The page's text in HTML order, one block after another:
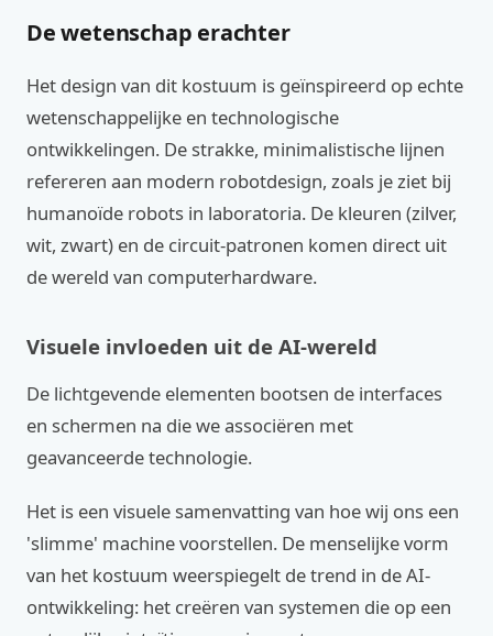
De wetenschap erachter
Het design van dit kostuum is geïnspireerd op echte
wetenschappelijke en technologische
ontwikkelingen. De strakke, minimalistische lijnen
refereren aan modern robotdesign, zoals je ziet bij
humanoïde robots in laboratoria. De kleuren (zilver,
wit, zwart) en de circuit-patronen komen direct uit
de wereld van computerhardware.
Visuele invloeden uit de AI-wereld
De lichtgevende elementen bootsen de interfaces
en schermen na die we associëren met
geavanceerde technologie.
Het is een visuele samenvatting van hoe wij ons een
'slimme' machine voorstellen. De menselijke vorm
van het kostuum weerspiegelt de trend in de AI-
ontwikkeling: het creëren van systemen die op een